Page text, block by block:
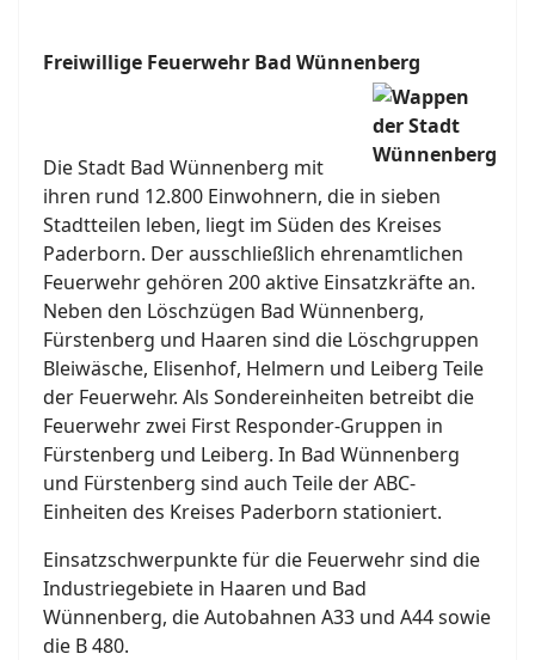
Freiwillige Feuerwehr Bad Wünnenberg
Die Stadt Bad Wünnenberg mit
ihren rund 12.800 Einwohnern, die in sieben
Stadtteilen leben, liegt im Süden des Kreises
Paderborn. Der ausschließlich ehrenamtlichen
Feuerwehr gehören 200 aktive Einsatzkräfte an.
Neben den Löschzügen Bad Wünnenberg,
Fürstenberg und Haaren sind die Löschgruppen
Bleiwäsche, Elisenhof, Helmern und Leiberg Teile
der Feuerwehr. Als Sondereinheiten betreibt die
Feuerwehr zwei First Responder-Gruppen in
Fürstenberg und Leiberg. In Bad Wünnenberg
und Fürstenberg sind auch Teile der ABC-
Einheiten des Kreises Paderborn stationiert.
Einsatzschwerpunkte für die Feuerwehr sind die
Industriegebiete in Haaren und Bad
Wünnenberg, die Autobahnen A33 und A44 sowie
die B 480.